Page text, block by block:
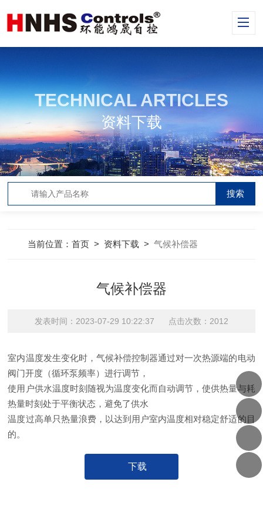
TECHNICAL ARTICLES
资料下载
当前位置：首页 > 资料下载 >气候补偿器
气候补偿器
发表时间：2023-07-29 10:22:37 点击次数：2012
室内温度发生变化时，气候补偿控制器通过对一次热源端的电动
阀门开度（循环泵频率）进行调节，
使用户供水温度时刻随视为温度变化而自动调节，使供热量与耗
热量时刻处于平衡状态，避免了供水
温度过高单只热量浪费，以达到用户室内温度相对稳定舒适的目
的。
下载